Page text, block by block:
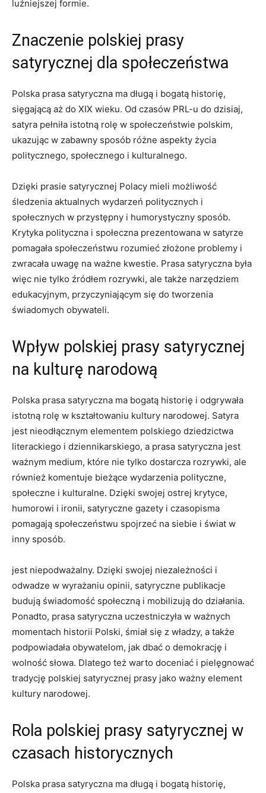
⁢luźniejszej formie.
Znaczenie polskiej‌ prasy‍
satyrycznej dla społeczeństwa
Polska prasa satyryczna ma długą i bogatą historię,
sięgającą aż do XIX wieku. Od czasów PRL-u do dzisiaj,
satyra pełniła istotną rolę w społeczeństwie polskim,
⁤ukazując w zabawny sposób różne aspekty życia
politycznego, ​społecznego i kulturalnego.
Dzięki prasie satyrycznej Polacy mieli możliwość
śledzenia aktualnych⁤ wydarzeń politycznych i
społecznych w ⁣przystępny i humorystyczny sposób.
Krytyka polityczna⁤ i społeczna prezentowana w satyrze
pomagała⁤ społeczeństwu rozumieć złożone problemy​ i
⁣zwracała ‌uwagę⁤ na ważne kwestie. Prasa satyryczna była
więc nie tylko źródłem rozrywki, ale⁣ także narzędziem
edukacyjnym, ⁢przyczyniającym ⁤się⁤ do tworzenia
świadomych ⁤obywateli.
Wpływ polskiej prasy satyrycznej
na kulturę narodową
Polska prasa satyryczna ma bogatą historię i odgrywała
istotną rolę w kształtowaniu kultury narodowej. Satyra
jest nieodłącznym elementem⁢ polskiego dziedzictwa
literackiego i dziennikarskiego, a prasa satyryczna‌ jest
ważnym medium, które nie tylko dostarcza rozrywki, ale
również komentuje bieżące wydarzenia polityczne,
społeczne i kulturalne. Dzięki swojej ostrej krytyce,
humorowi⁣ i ⁣ironii, satyryczne gazety i czasopisma​
pomagają społeczeństwu ⁤spojrzeć na siebie i świat w
inny sposób.
jest niepodważalny. Dzięki swojej niezależności i
odwadze w wyrażaniu opinii, ‍satyryczne publikacje
budują świadomość społeczną i mobilizują do działania.
Ponadto, prasa satyryczna⁣ uczestniczyła w ważnych
momentach historii ⁢Polski, śmiał się z władzy, a także
podpowiadała obywatelom, jak dbać o demokrację i
wolność słowa. ‍Dlatego też warto doceniać i⁢ pielęgnować
tradycję ‍polskiej satyrycznej prasy jako ważny ​element
⁣kultury narodowej.
Rola polskiej prasy satyrycznej w
‌czasach historycznych
Polska prasa satyryczna ma długą i bogatą historię,